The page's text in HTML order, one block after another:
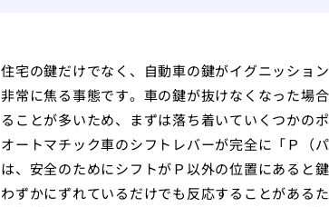
住宅の鍵だけでなく、自動車の鍵がイグニッショ
非常に焦る事態です。車の鍵が抜けなくなった場
ることが多いため、まずは落ち着いていくつかの
オートマチック車のシフトレバーが完全に「Ｐ（
は、安全のためにシフトがＰ以外の位置にあると
わずかにずれているだけでも反応することがある